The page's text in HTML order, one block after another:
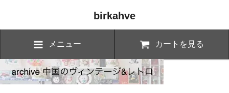
birkahve
メニュー カートを見る